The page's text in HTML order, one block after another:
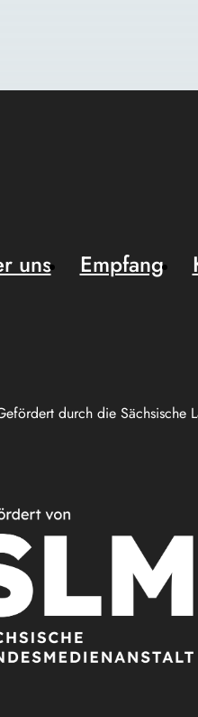
durch die Sächsische
uns Empfang